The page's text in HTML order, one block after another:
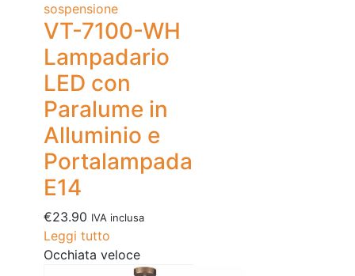
sospensione
VT-7100-WH
Lampadario
LED con
Paralume in
Alluminio e
Portalampada
E14
€23.90 IVA inclusa
Leggi tutto
Occhiata veloce